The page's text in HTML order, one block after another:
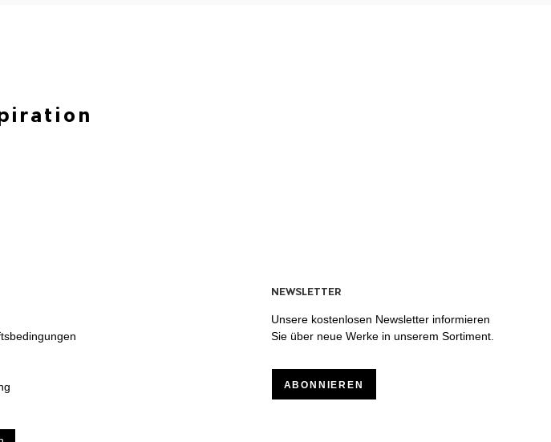
NEWSLETTER
Unsere kostenlosen Newsletter informieren
Sie über neue Werke in unserem Sortiment.
ABONNIEREN